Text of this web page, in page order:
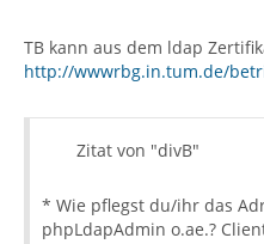
TB kann aus dem ldap
http://wwwrbg.in.tum.de/
Zitat von "divB"
* Wie pflegst du/ihr das
phpLdapAdmin o.ae.?